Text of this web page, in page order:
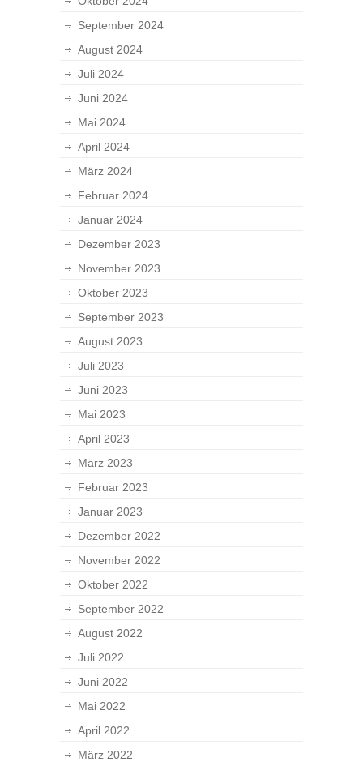
September 2024
August 2024
Juli 2024
Juni 2024
Mai 2024
April 2024
März 2024
Februar 2024
Januar 2024
Dezember 2023
November 2023
Oktober 2023
September 2023
August 2023
Juli 2023
Juni 2023
Mai 2023
April 2023
März 2023
Februar 2023
Januar 2023
Dezember 2022
November 2022
Oktober 2022
September 2022
August 2022
Juli 2022
Juni 2022
Mai 2022
April 2022
März 2022